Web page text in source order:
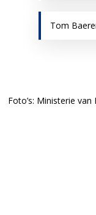
Tom
Foto’s: Ministerie